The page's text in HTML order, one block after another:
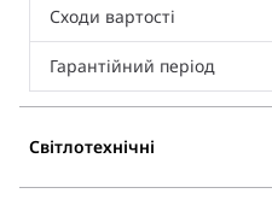
Сходи вартості
Гарантійний період
Світлотехнічні